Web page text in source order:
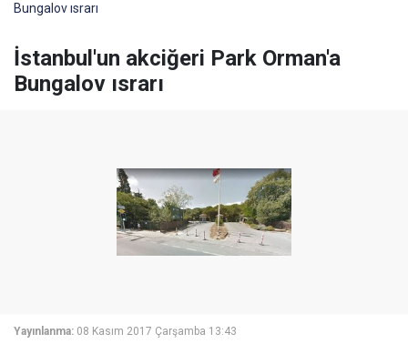
Bungalov ısrarı
İstanbul'un akciğeri Park Orman'a
Bungalov ısrarı
Yayınlanma: 08 Kasım 2017 Çarşamba 13:43